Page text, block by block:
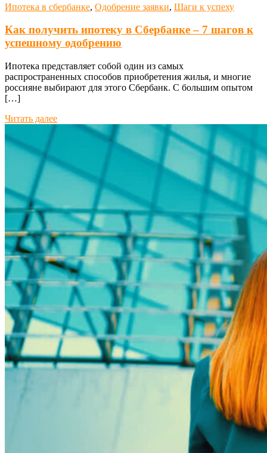
Ипотека в сбербанке, Одобрение заявки, Шаги к успеху
Как получить ипотеку в Сбербанке – 7 шагов к
успешному одобрению
Ипотека представляет собой один из самых
распространенных способов приобретения жилья, и многие
россияне выбирают для этого Сбербанк. С большим опытом
[…]
Читать далее